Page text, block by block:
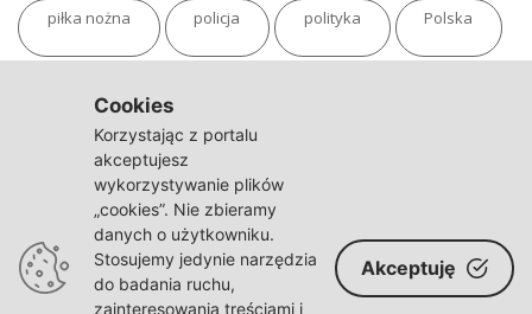
piłka nożna policja polityka Polska
sąd TVN
Warszawa wojna
wybory wypadek Władimir Putin zdrowie
Cookies
Korzystając z portalu
akceptujesz
wykorzystywanie plików
„cookies”. Nie zbieramy
danych o użytkowniku.
Stosujemy jedynie narzędzia
do badania ruchu,
zainteresowania treściami i
Akceptuję